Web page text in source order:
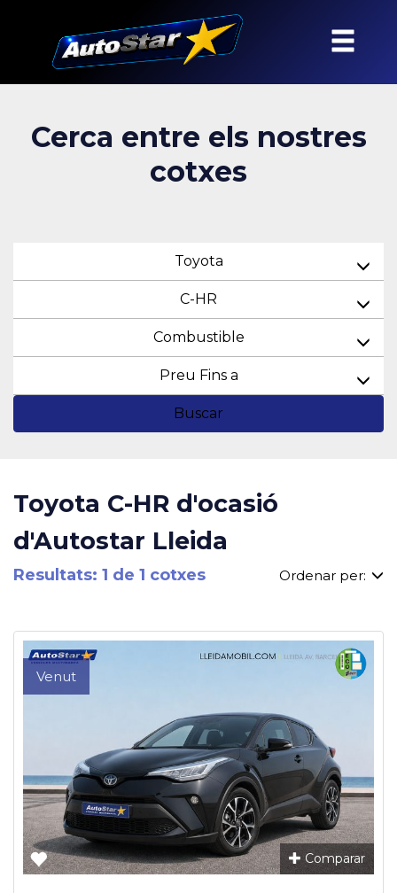
Cerca entre els nostres
cotxes
Toyota
C-HR
Combustible
Preu Fins a
Buscar
Toyota C-HR d'ocasió
d'Autostar Lleida
Resultats: 1 de 1 cotxes Ordenar per:
Venut
Comparar